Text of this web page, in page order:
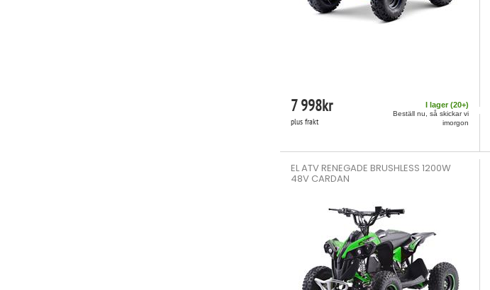
7 998kr
plus frakt
I lager (20+)
Beställ nu, så skickar vi
imorgon
EL ATV RENEGADE BRUSHLESS 1200W
48V CARDAN